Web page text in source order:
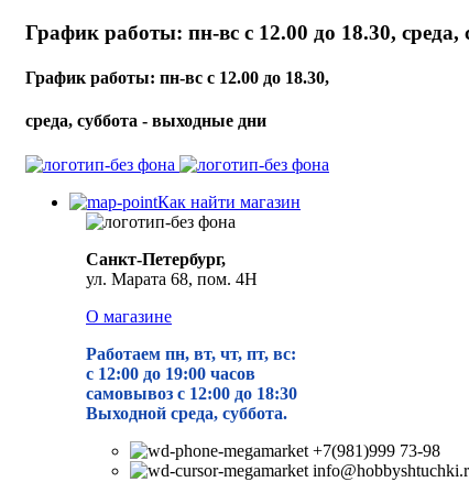
График работы: пн-вс с 12.00 до 18.30,
График работы: пн-вс с 12.00 до 18.30,
среда, суббота - выходные дни
Как найти магазин
Санкт-Петербург,
ул. Марата 68, пом. 4Н
О магазине
Работаем пн, вт, чт, пт, вс:
с 12:00 до 19:00 часов
самовывоз с 12:00 до 18:30
Выходной среда, суббота.
+7(981)999 73-98